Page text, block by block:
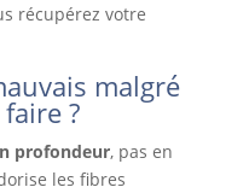
récupérez votre
malgré
?
profondeur, pas en
les fibres